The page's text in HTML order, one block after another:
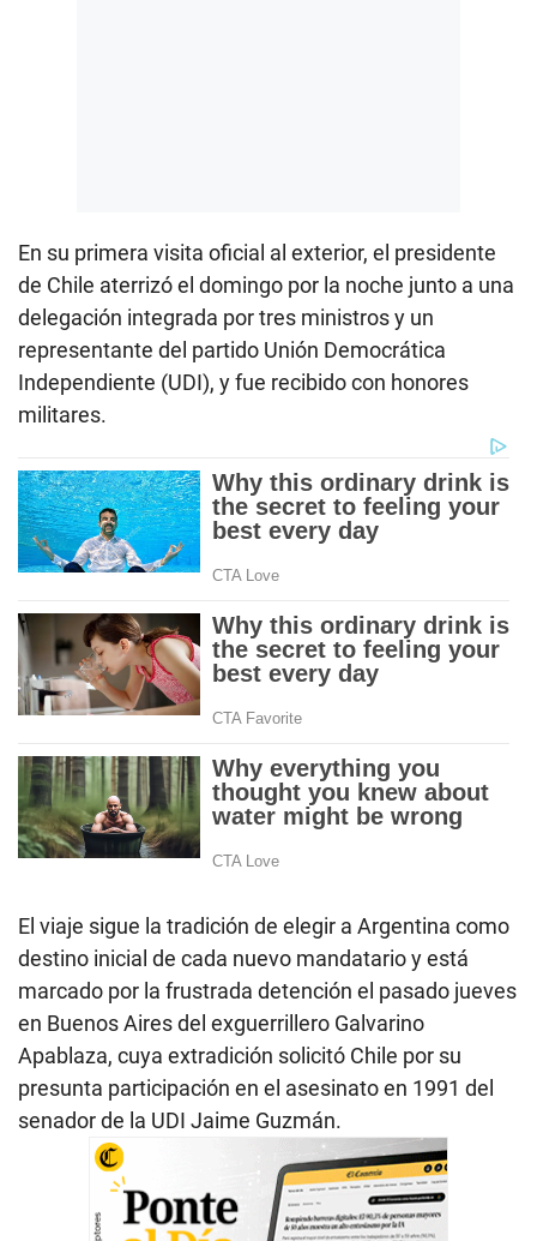
En su primera visita oficial al exterior, el presidente
de Chile aterrizó el domingo por la noche junto a una
delegación integrada por tres ministros y un
representante del partido Unión Democrática
Independiente (UDI), y fue recibido con honores
militares.
El viaje sigue la tradición de elegir a Argentina como
destino inicial de cada nuevo mandatario y está
marcado por la frustrada detención el pasado jueves
en Buenos Aires del exguerrillero Galvarino
Apablaza, cuya extradición solicitó Chile por su
presunta participación en el asesinato en 1991 del
senador de la UDI Jaime Guzmán.